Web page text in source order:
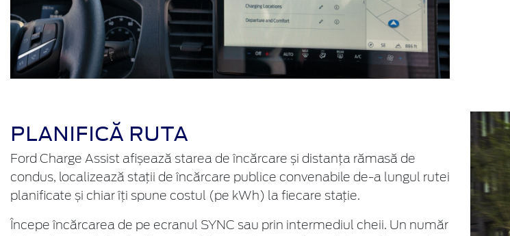
PLANIFICĂ RUTA
Ford Charge Assist afișează starea de încărcare și distanța rămasă de
condus, localizează stații de încărcare publice convenabile de-a lungul rutei
planificate și chiar îți spune costul (pe kWh) la fiecare stație.
Începe încărcarea de pe ecranul SYNC sau prin intermediul cheii. Un număr